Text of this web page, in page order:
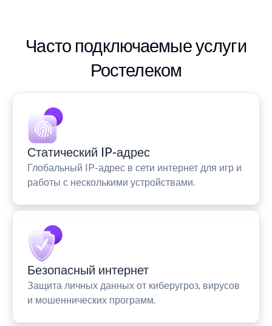
Часто подключаемые услуги
Ростелеком
Статический IP-адрес
Глобальный IP-адрес в сети интернет для игр и
работы с несколькими устройствами.
Безопасный интернет
Защита личных данных от киберугроз, вирусов
и мошеннических программ.